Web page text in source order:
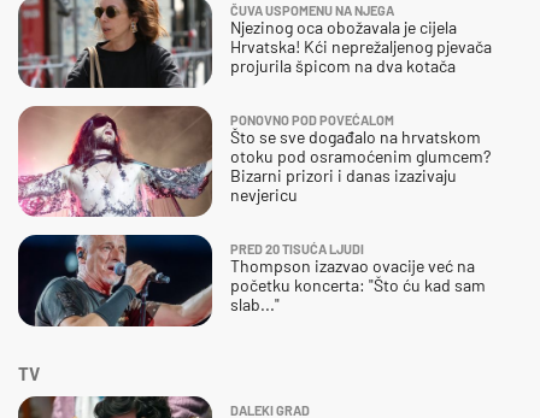
ČUVA USPOMENU NA NJEGA
Njezinog oca obožavala je cijela
Hrvatska! Kći neprežaljenog pjevača
projurila špicom na dva kotača
PONOVNO POD POVEĆALOM
Što se sve događalo na hrvatskom
otoku pod osramoćenim glumcem?
Bizarni prizori i danas izazivaju
nevjericu
PRED 20 TISUĆA LJUDI
Thompson izazvao ovacije već na
početku koncerta: "Što ću kad sam
slab..."
TV
DALEKI GRAD